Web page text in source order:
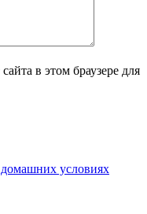
в этом браузере для
условиях